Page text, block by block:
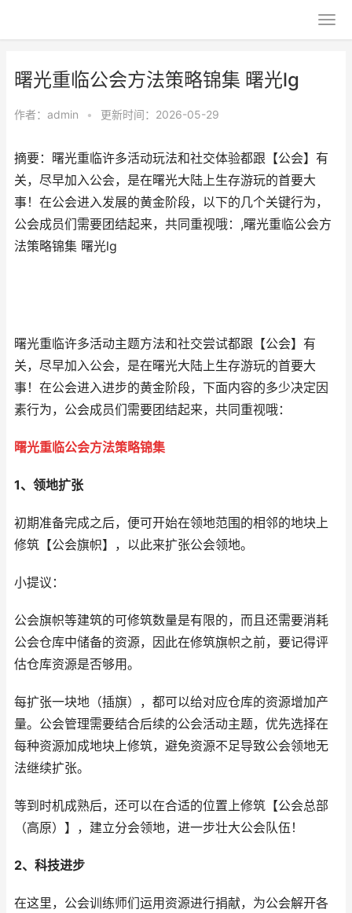
曙光重临公会方法策略锦集 曙光lg
作者： admin • 更新时间：2026-05-29
摘要：曙光重临许多活动玩法和社交体验都跟【公会】有
关，尽早加入公会，是在曙光大陆上生存游玩的首要大
事！在公会进入发展的黄金阶段，以下的几个关键行为，
公会成员们需要团结起来，共同重视哦：,曙光重临公会方
法策略锦集 曙光lg
曙光重临许多活动主题方法和社交尝试都跟【公会】有
关，尽早加入公会，是在曙光大陆上生存游玩的首要大
事！在公会进入进步的黄金阶段，下面内容的多少决定因
素行为，公会成员们需要团结起来，共同重视哦：
曙光重临公会方法策略锦集
1、领地扩张
初期准备完成之后，便可开始在领地范围的相邻的地块上
修筑【公会旗帜】，以此来扩张公会领地。
小提议：
公会旗帜等建筑的可修筑数量是有限的，而且还需要消耗
公会仓库中储备的资源，因此在修筑旗帜之前，要记得评
估仓库资源是否够用。
每扩张一块地（插旗），都可以给对应仓库的资源增加产
量。公会管理需要结合后续的公会活动主题，优先选择在
每种资源加成地块上修筑，避免资源不足导致公会领地无
法继续扩张。
等到时机成熟后，还可以在合适的位置上修筑【公会总部
（高原）】，建立分会领地，进一步壮大公会队伍！
2、科技进步
在这里，公会训练师们运用资源进行捐献，为公会解开各